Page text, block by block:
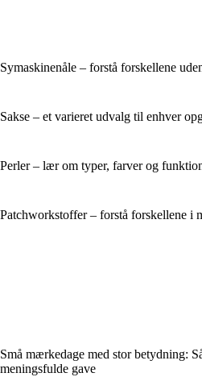
Symaskinenåle – forstå forskellene
Sakse – et varieret udvalg til enhver
Perler – lær om typer, farver og
Patchworkstoffer – forstå forskellene i
Små mærkedage med stor betydning:
meningsfulde gave